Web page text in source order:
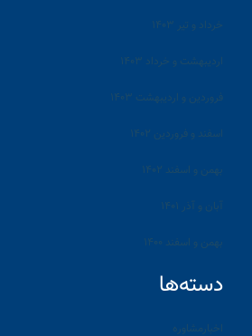
خرداد و تیر ۱۴۰۳
اردیبهشت و خرداد ۱۴۰۳
فروردین و اردیبهشت ۱۴۰۳
اسفند و فروردین ۱۴۰۲
بهمن و اسفند ۱۴۰۲
آبان و آذر ۱۴۰۱
بهمن و اسفند ۱۴۰۰
دسته‌ها
اخبارمشاوره